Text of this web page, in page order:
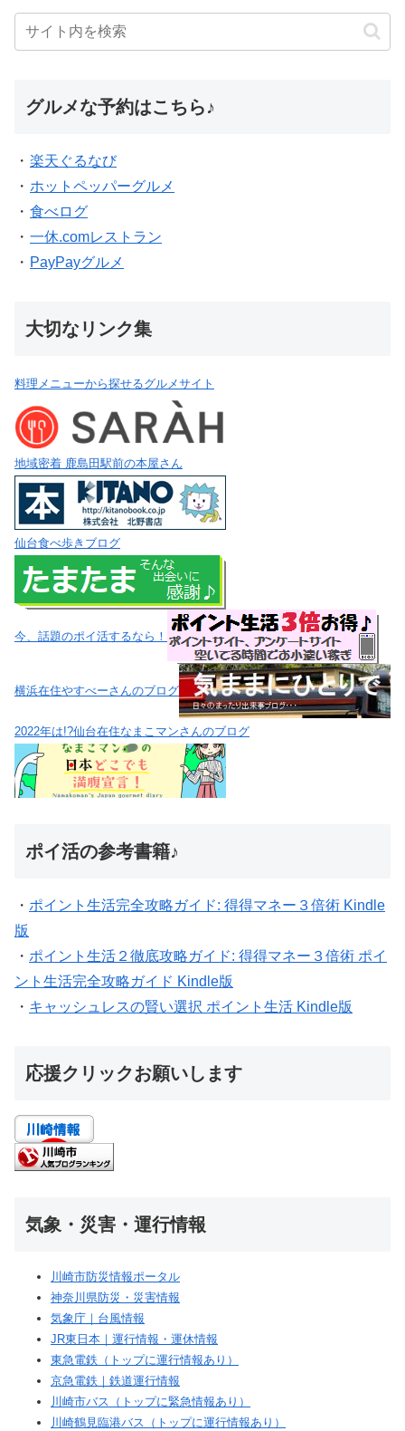
グルメな予約はこちら♪
・ 楽天ぐるなび
・ ホットペッパーグルメ
・ 食べログ
・ 一休.comレストラン
・ PayPayグルメ
大切なリンク集
料理メニューから探せるグルメサイト
地域密着 鹿島田駅前の本屋さん
仙台食べ歩きブログ
今、話題のポイ活するなら！
横浜在住やすべーさんのブログ
2022年は!?仙台在住なまこマンさんのブログ
ポイ活の参考書籍♪
・ ポイント生活完全攻略ガイド: 得得マネー３倍術 Kindle
版
・ ポイント生活２徹底攻略ガイド: 得得マネー３倍術 ポイ
ント生活完全攻略ガイド Kindle版
・ キャッシュレスの賢い選択 ポイント生活 Kindle版
応援クリックお願いします
気象・災害・運行情報
川崎市防災情報ポータル
神奈川県防災・災害情報
気象庁｜台風情報
JR東日本｜運行情報・運休情報
東急電鉄（トップに運行情報あり）
京急電鉄｜鉄道運行情報
川崎市バス（トップに緊急情報あり）
川崎鶴見臨港バス（トップに運行情報あり）